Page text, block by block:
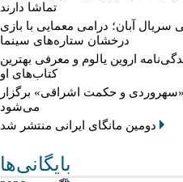
تماشا دارند
سریال آبان؛ درامی معمایی با بازی
درخشان ستاره‌های سینما
اروین یالوم و معرفی بهترین
کتاب‌های او
و حکمت اشراقی» برگزار
می‌شود
دومین مانگای ایرانی منتشر شد
بایگانی‌ها